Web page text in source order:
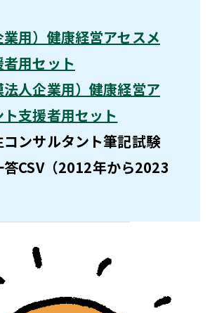
業用）健康経営アセスメ
用セット
法人企業用）健康経営ア
支援者用セット
ンサルタント筆記試験
CSV（2012年から2023